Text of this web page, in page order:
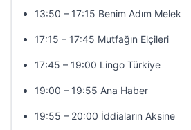
13:50 – 17:15 Benim Adım Melek
17:15 – 17:45 Mutfağın Elçileri
17:45 – 19:00 Lingo Türkiye
19:00 – 19:55 Ana Haber
19:55 – 20:00 İddiaların Aksine